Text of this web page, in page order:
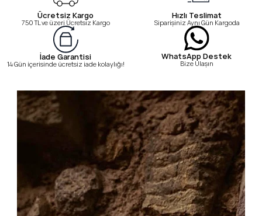
Ücretsiz Kargo
750 TL ve üzeri Ücretsiz Kargo
Hızlı Teslimat
Siparişiniz Aynı Gün Kargoda
İade Garantisi
14 Gün içerisinde ücretsiz iade kolaylığı!
WhatsApp Destek
Bize Ulaşın